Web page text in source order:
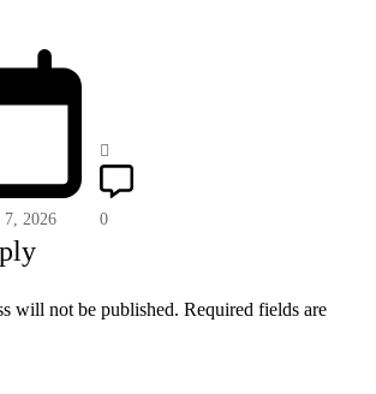
7, 2026 0
will not be published. Required fields are